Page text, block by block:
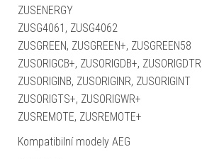
ZUSENERGY
ZUSG4061, ZUSG4062
ZUSGREEN, ZUSGREEN+, ZUSGREEN58
ZUSORIGCB+, ZUSORIGDB+, ZUSORIGDTR
ZUSORIGINB, ZUSORIGINR, ZUSORIGINT
ZUSORIGTS+, ZUSORIGWR+
ZUSREMOTE, ZUSREMOTE+
Kompatibilní modely AEG